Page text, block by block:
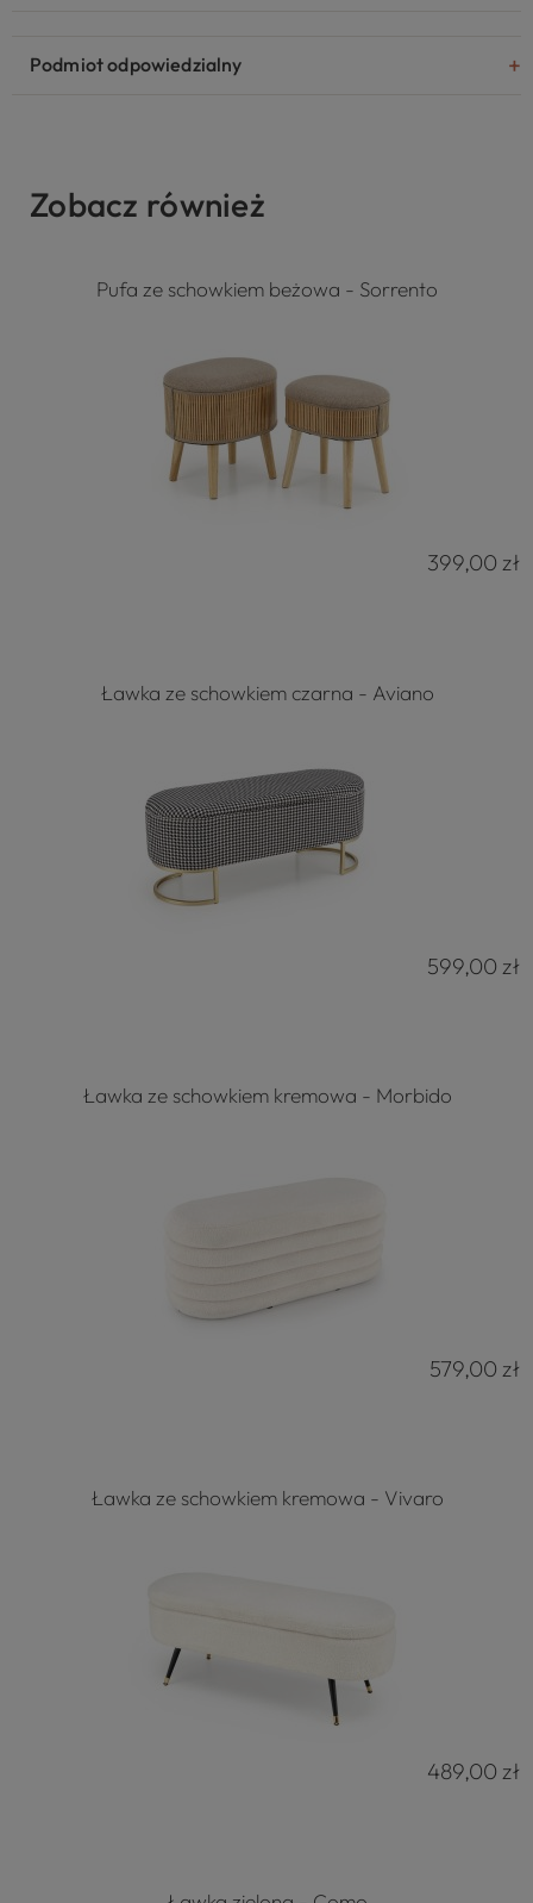
Podmiot odpowiedzialny
Zobacz również
Pufa ze schowkiem beżowa - Sorrento
399,00 zł
Ławka ze schowkiem czarna - Aviano
599,00 zł
Ławka ze schowkiem kremowa - Morbido
579,00 zł
Ławka ze schowkiem kremowa - Vivaro
489,00 zł